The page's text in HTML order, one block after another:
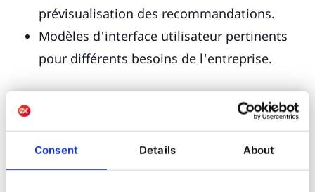
Consent Details About
prévisualisation des recommandations.
Modèles d'interface utilisateur pertinents
pour différents besoins de l'entreprise.